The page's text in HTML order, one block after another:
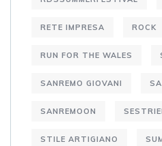
RETE IMPRESA ROCK
RUN FOR THE WALES
SANREMO GIOVANI
SANREMOON
STILE ARTIGIANO